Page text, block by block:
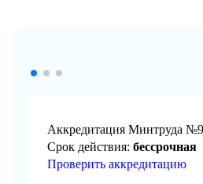
Аккредитация Минтруда
Срок действия: бессрочная
Проверить аккредитацию